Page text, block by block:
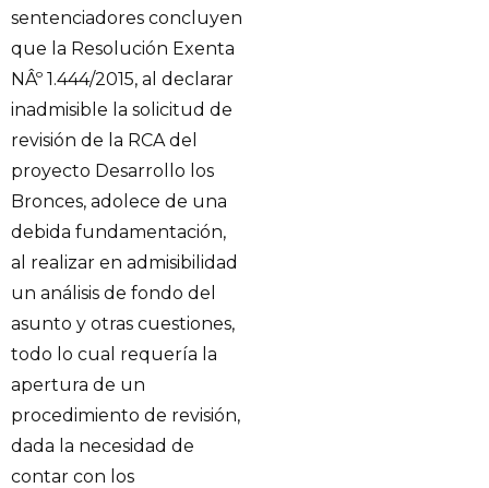
sentenciadores concluyen
que la Resolución Exenta
NÂº 1.444/2015, al declarar
inadmisible la solicitud de
revisión de la RCA del
proyecto Desarrollo los
Bronces, adolece de una
debida fundamentación,
al realizar en admisibilidad
un análisis de fondo del
asunto y otras cuestiones,
todo lo cual requería la
apertura de un
procedimiento de revisión,
dada la necesidad de
contar con los